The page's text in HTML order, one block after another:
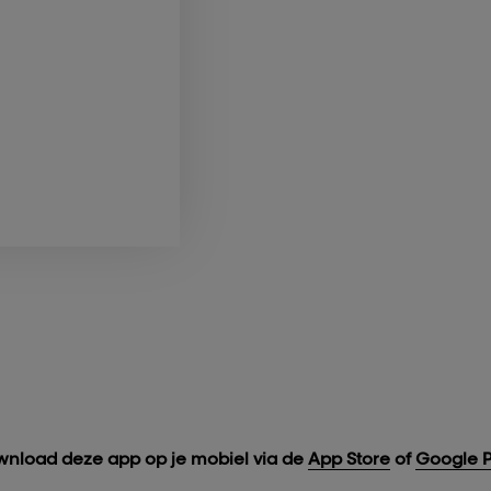
deze app op je mobiel via de App Store of Google